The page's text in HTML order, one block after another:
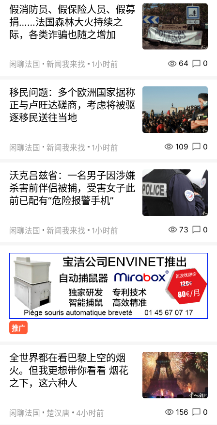
假消防员、假保险人员、假募
捐……法国森林大火持续之
际，各类诈骗也随之增加
闲聊法国 新闻我来找 1小时前 64 0
移民问题：多个欧洲国家据称
正与卢旺达磋商，考虑将被驱
逐移民送往当地
闲聊法国 新闻我来找 1小时前 109 0
沃克吕兹省：一名男子因涉嫌
杀害前伴侣被捕，受害女子此
前已配有“危险报警手机”
闲聊法国 新闻我来找 1小时前 73 0
推广
全世界都在看巴黎上空的烟
火。但我更想带你看看 烟花
之下，这六种人
闲聊法国 楚汉唐 4小时前 156 0